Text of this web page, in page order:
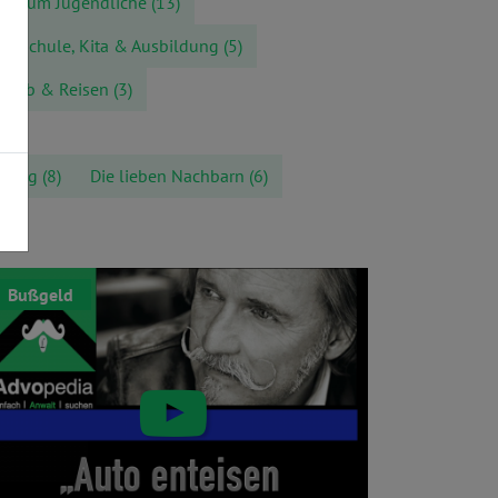
Schule, Kita & Ausbildung (5)
& Reisen (3)
(8) Die lieben Nachbarn (6)
Bußgeld